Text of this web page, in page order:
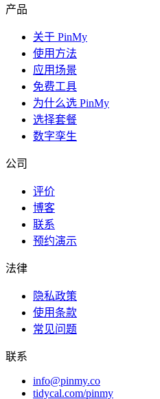
产品
关于 PinMy
使用方法
应用场景
免费工具
为什么选 PinMy
选择套餐
数字孪生
公司
评价
博客
联系
预约演示
法律
隐私政策
使用条款
常见问题
联系
info@pinmy.co
tidycal.com/pinmy